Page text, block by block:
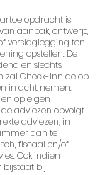
opdracht is
aanpak, ontwerp,
verslaglegging ten
opstellen. De
en slechts
zal Check-Inn de op
in acht nemen.
op eigen
adviezen opvolgt.
adviezen, in
aan te
fiscaal en/of
Ook indien
bijstaat bij